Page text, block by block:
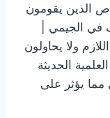
الذين يقومون
في الجيمي |
ولا يحاولون
الحديثة
يؤثر على